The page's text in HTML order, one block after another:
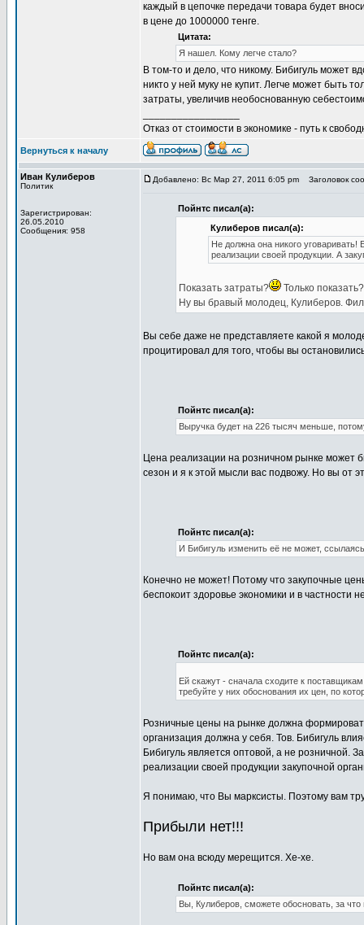
каждый в цепочке передачи товара будет
в цене до 1000000 тенге.
Цитата:
Я нашел. Кому легче стало?
В том-то и дело, что никому. Бибигуль может
никто у ней муку не купит. Легче может быть
затраты, увеличив необоснованную
Отказ от стоимости в экономике - путь к
Вернуться к началу
Иван Кулиберов
Политик
Зарегистрирован:
26.05.2010
Сообщения: 958
Добавлено: Вс Мар 27, 2011 6:05 pm Заголовок
Пойнтс писал(а):
Кулиберов писал(а):
Не должна она никого
реализации своей продукции. А
Показать затраты?
Только
Ну вы бравый молодец, Кулиберов.
Вы себе даже не представляете какой я
процитировал для того, чтобы вы
Пойнтс писал(а):
Выручка будет на 226 тысяч меньше,
Цена реализации на розничном рынке может
сезон и я к этой мысли вас подвожу. Но вы от
Пойнтс писал(а):
И Бибигуль изменить её не может,
Конечно не может! Потому что закупочные
беспокоит здоровье экономики и в частности
Пойнтс писал(а):
Ей скажут - сначала сходите к
требуйте у них обоснования их цен, по
Розничные цены на рынке должна
организация должна у себя. Тов. Бибигуль
Бибигуль является оптовой, а не розничной.
реализации своей продукции закупочной
Я понимаю, что Вы марксисты. Поэтому вам
Прибыли нет!!!
Но вам она всюду мерещится. Хе-хе.
Пойнтс писал(а):
Вы, Кулиберов, сможете обосновать, за